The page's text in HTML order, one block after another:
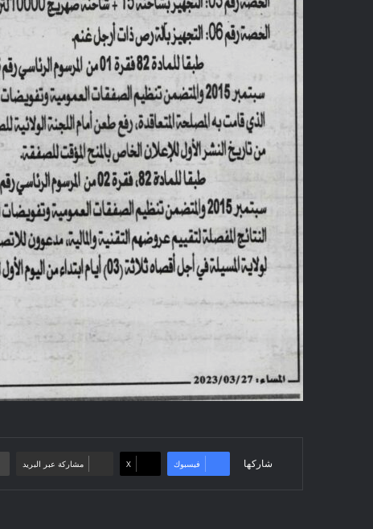
شاركها فيسبوك ‫X مشاركة عبر البريد